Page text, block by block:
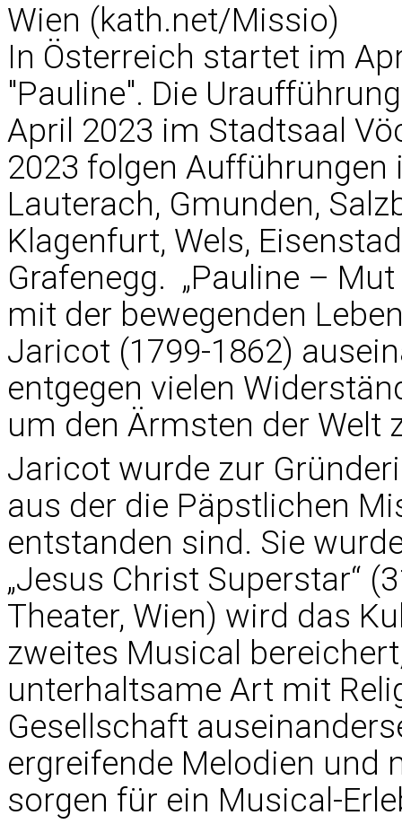
Wien (kath.net/Missio)
In Österreich startet im
"Pauline". Die
April 2023 im Stadtsaal
2023 folgen Aufführungen
Lauterach, Gmunden,
Klagenfurt, Wels,
Grafenegg. „Pauline –
mit der bewegenden
Jaricot (1799-1862)
entgegen vielen
um den Ärmsten der Welt
Jaricot wurde zur
aus der die Päpstlichen
entstanden sind. Sie
„Jesus Christ Superstar“
Theater, Wien) wird das
zweites Musical
unterhaltsame Art mit
Gesellschaft
ergreifende Melodien und
sorgen für ein Musical-